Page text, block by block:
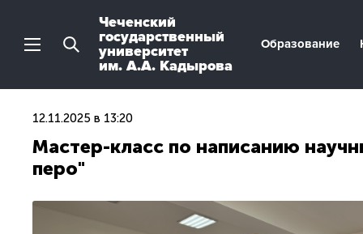
Чеченский
государственный
университет
им. А.А. Кадырова
Образование
12.11.2025 в 13:20
Мастер-класс по написанию
перо"